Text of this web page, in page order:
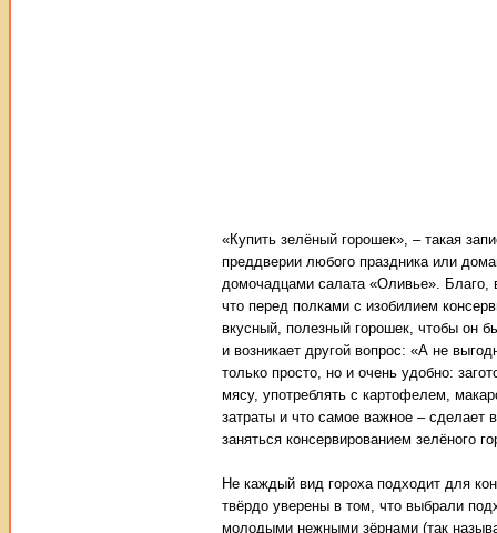
«Купить зелёный горошек», – такая
преддверии любого праздника или
домочадцами салата «Оливье». Благо,
что перед полками с изобилием
вкусный, полезный горошек, чтобы он
и возникает другой вопрос: «А не
только просто, но и очень удобно:
мясу, употреблять с картофелем,
затраты и что самое важное –
заняться консервированием зелёного
Не каждый вид гороха подходит для
твёрдо уверены в том, что выбрали
молодыми нежными зёрнами (так